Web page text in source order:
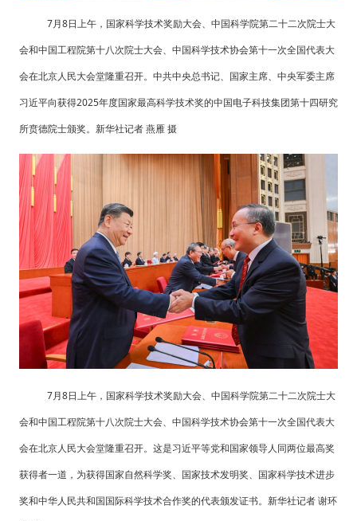
7月8日上午，国家科学技术奖励大会、中国科学院第二十二次院士大
会和中国工程院第十八次院士大会、中国科学技术协会第十一次全国代表大
会在北京人民大会堂隆重召开。中共中央总书记、国家主席、中央军委主席
习近平向获得2025年度国家最高科学技术奖的中国电子科技集团第十四研究
所贲德院士颁奖。新华社记者 燕雁 摄
7月8日上午，国家科学技术奖励大会、中国科学院第二十二次院士大
会和中国工程院第十八次院士大会、中国科学技术协会第十一次全国代表大
会在北京人民大会堂隆重召开。这是习近平等党和国家领导人同两位最高奖
获得者一道，为获得国家自然科学奖、国家技术发明奖、国家科学技术进步
奖和中华人民共和国国际科学技术合作奖的代表颁发证书。新华社记者 谢环